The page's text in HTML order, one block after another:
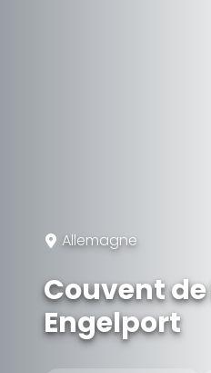
Allemagne
Couvent
Engelport